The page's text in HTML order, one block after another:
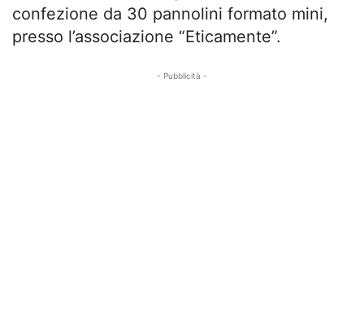
confezione da 30 pannolini formato mini,
presso l’associazione “Eticamente”.
- Pubblicità -